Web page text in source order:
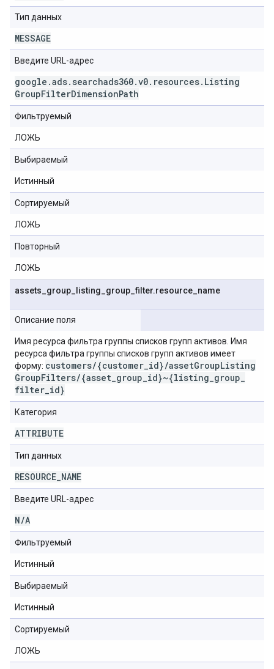
Тип данных
MESSAGE
Введите URL-адрес
google .ads. searchads360.v0. resources. Listing
GroupFilterDimensionPath
Фильтруемый
ЛОЖЬ
Выбираемый
Истинный
Сортируемый
ЛОЖЬ
Повторный
ЛОЖЬ
assets group listing group _filter.resource name
Описание поля
Имя ресурса фильтра группы списков групп активов. Имя
ресурса фильтра группы списков групп активов имеет
форму: customers/{customer id}/assetGroupListing
GroupFilters/{asset group id}~{listing group
filter id}
Категория
ATTRIBUTE
Тип данных
RESOURCE NAME
Введите URL-адрес
N/A
Фильтруемый
Истинный
Выбираемый
Истинный
Сортируемый
ЛОЖЬ